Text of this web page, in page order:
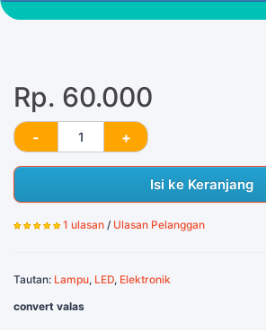
Rp. 60.000
Isi ke Keranjang
1 ulasan / Ulasan Pelanggan
Tautan: Lampu, LED, Elektronik
convert valas